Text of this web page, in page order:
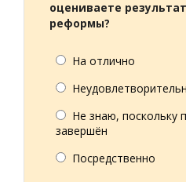
оцениваете
реформы?
На отлично
Не знаю, поскольку
завершён
Посредственно